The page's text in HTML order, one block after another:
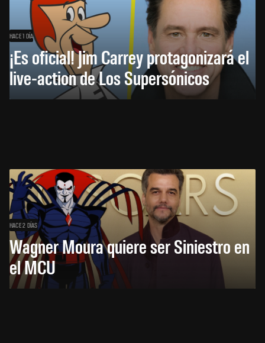
HACE 1 DÍA
¡Es oficial! Jim Carrey protagonizará el
live-action de Los Supersónicos
HACE 2 DÍAS
Wagner Moura quiere ser Siniestro en
el MCU